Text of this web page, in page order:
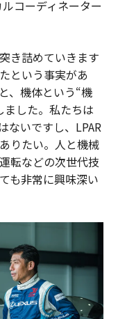
コーディネーター
き詰めていきます
という事実があ
、機体という“機
した。私たちは
ないですし、LPAR
りたい。人と機械
転などの次世代技
も非常に興味深い